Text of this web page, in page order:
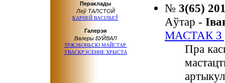
Пераклады
Леў ТАЛСТОЙ
КАРНЕЙ ВАСІЛЬЕЎ
Галерэя
Валеры БУЙВАЛ
ТРЖЭБОНЬСКІ МАЙСТАР.
УВАСКРЭСЕННЕ ХРЫСТА
№ 3(65)
Аўтар -
МАСТАК
Пра